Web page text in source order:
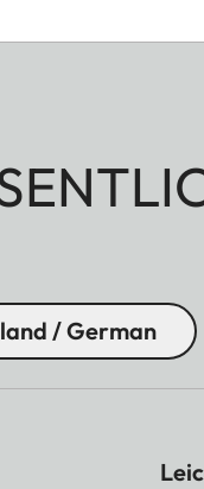
/ German